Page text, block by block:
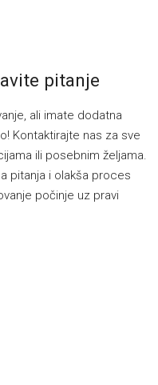
pitanje
ali imate dodatna
Kontaktirajte nas za sve
ili posebnim željama.
pitanja i olakša proces
počinje uz pravi